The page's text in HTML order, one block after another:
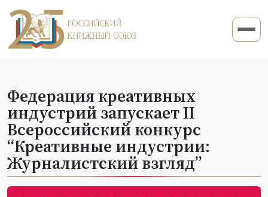
Федерация креативных
индустрий запускает II
Всероссийский конкурс
“Креативные индустрии:
Журналистский взгляд”